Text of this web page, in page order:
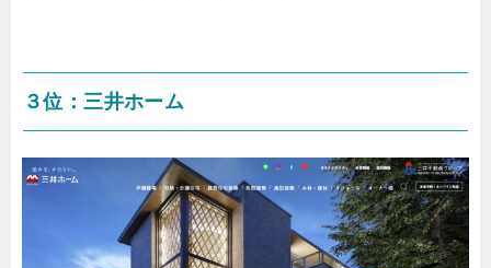
３位：三井ホーム